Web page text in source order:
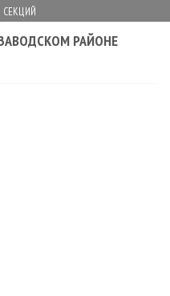
СЕКЦИЙ
РАЙОНЕ